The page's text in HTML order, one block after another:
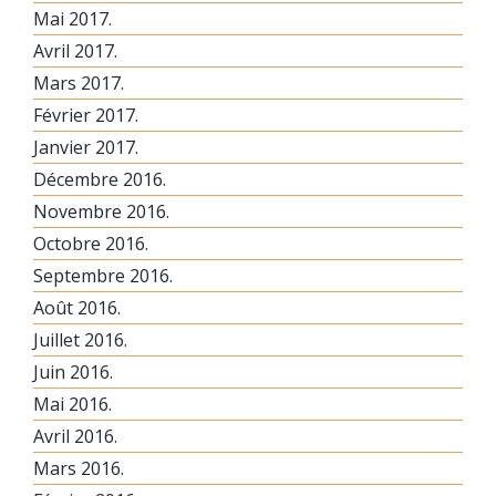
Mai 2017.
Avril 2017.
Mars 2017.
Février 2017.
Janvier 2017.
Décembre 2016.
Novembre 2016.
Octobre 2016.
Septembre 2016.
Août 2016.
Juillet 2016.
Juin 2016.
Mai 2016.
Avril 2016.
Mars 2016.